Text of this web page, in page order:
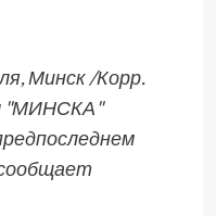
Минск /Корр.
"МИНСКА"